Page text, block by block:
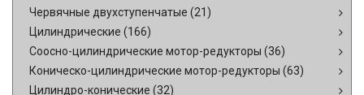
Червячные двухступенчатые (21)
Цилиндрические (166)
Соосно-цилиндрические мотор-редукторы (36)
Коническо-цилиндрические мотор-редукторы (63)
Цилиндро-конические (32)